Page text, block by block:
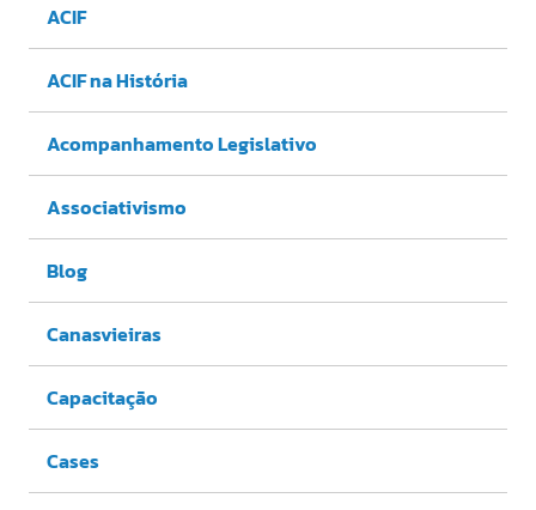
ACIF
ACIF na História
Acompanhamento Legislativo
Associativismo
Blog
Canasvieiras
Capacitação
Cases